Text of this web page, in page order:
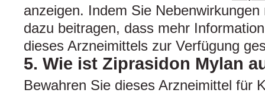
anzeigen. Indem Sie
dazu beitragen, dass mehr
dieses Arzneimittels zur Verfügung
5. Wie ist Ziprasidon Mylan
Bewahren Sie dieses Arzneimittel für